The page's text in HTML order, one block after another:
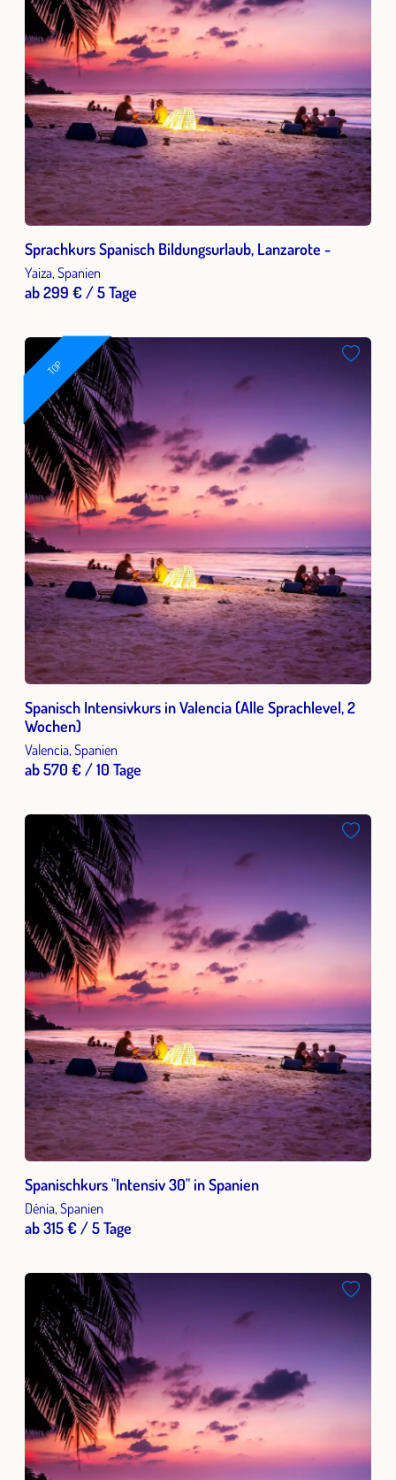
Sprachkurs Spanisch Bildungsurlaub, Lanzarote -
Yaiza, Spanien
ab 299 € / 5 Tage
TOP
Spanisch Intensivkurs in Valencia (Alle Sprachlevel, 2
Wochen)
Valencia, Spanien
ab 570 € / 10 Tage
Spanischkurs "Intensiv 30" in Spanien
Dénia, Spanien
ab 315 € / 5 Tage